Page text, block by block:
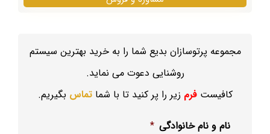
مجموعه پرتوسازان بدیع شما را به خرید بهترین سیستم
روشنایی دعوت می نماید.
کافیستفرم زیر را پر کنید تا با شماتماس بگیریم.
نام و نام خانوادگی *